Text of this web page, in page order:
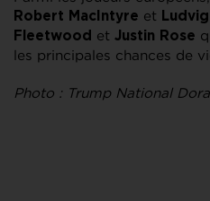
Robert MacIntyre et
Fleetwood et Justin Rose
les principales chances de
Photo : Trump National